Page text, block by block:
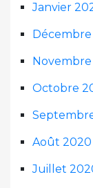
Janvier
Octobre
Août 2020
Juillet